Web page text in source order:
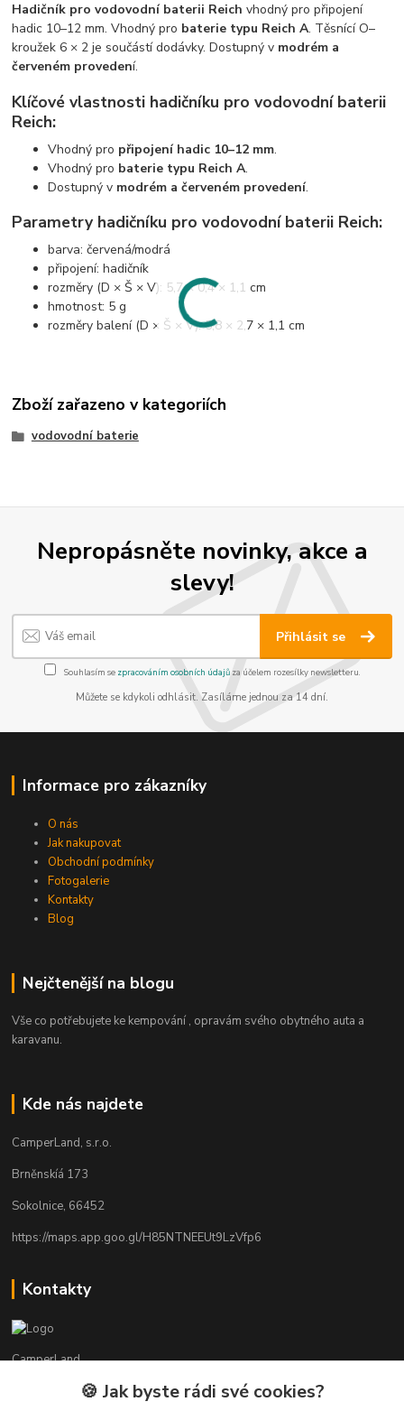
Hadičník pro vodovodní baterii Reich vhodný pro připojení
hadic 10–12 mm. Vhodný pro baterie typu Reich A. Těsnící O–
kroužek 6 × 2 je součástí dodávky. Dostupný v modrém a
červeném provedení.
Klíčové vlastnosti hadičníku pro vodovodní baterii
Reich:
Vhodný pro připojení hadic 10–12 mm.
Vhodný pro baterie typu Reich A.
Dostupný v modrém a červeném provedení.
Parametry hadičníku pro vodovodní baterii Reich:
barva: červená/modrá
připojení: hadičník
rozměry (D × Š × V): 5,7 × 0,4 × 1,1 cm
hmotnost: 5 g
rozměry balení (D × Š × V): 5,8 × 2,7 × 1,1 cm
Zboží zařazeno v kategoriích
vodovodní baterie
Nepropásněte novinky, akce a
slevy!
Přihlásit se
Souhlasím se zpracováním osobních údajůza účelem rozesílky newsletteru.
Můžete se kdykoli odhlásit. Zasíláme jednou za 14 dní.
Informace pro zákazníky
O nás
Jak nakupovat
Obchodní podmínky
Fotogalerie
Kontakty
Blog
Nejčtenější na blogu
Vše co potřebujete ke kempování , opravám svého obytného auta a
karavanu.
Kde nás najdete
CamperLand, s.r.o.
Brněnskíá 173
Sokolnice, 66452
https://maps.app.goo.gl/H85NTNEEUt9LzVfp6
Kontakty
CamperLand
Martin
🍪 Jak byste rádi své cookies?